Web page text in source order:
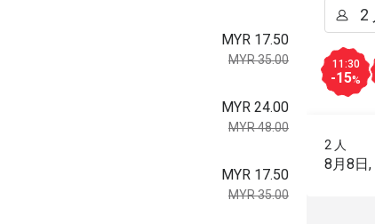
MYR 17.50
MYR 35.00
MYR 24.00
MYR 48.00
MYR 17.50
MYR 35.00
11:30
-15%
2 人
8月8日,